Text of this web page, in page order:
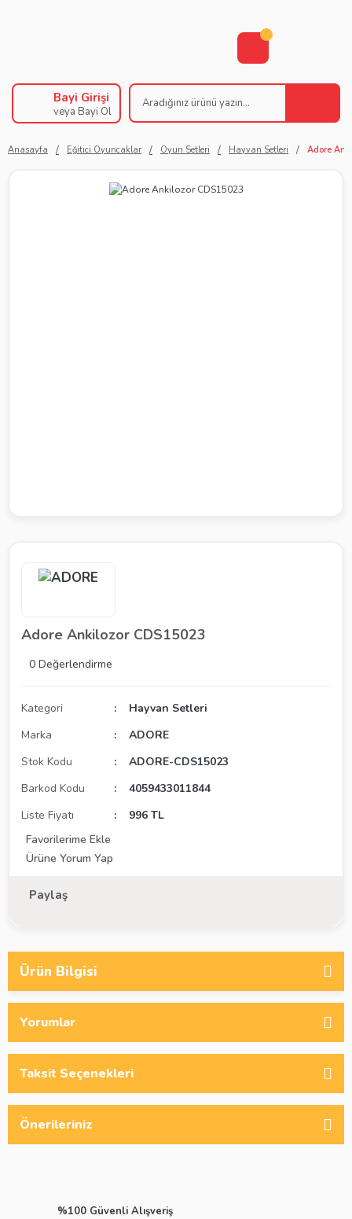
Bayi Girişi
veya Bayi Ol
Anasayfa Eğitici Oyuncaklar Oyun Setleri Hayvan Setleri Adore
Adore Ankilozor CDS15023
0 Değerlendirme
Kategori
Hayvan Setleri
Marka
ADORE
Stok Kodu
ADORE-CDS15023
Barkod Kodu
4059433011844
Liste Fiyatı
996 TL
Ürüne Yorum Yap
Paylaş
Ürün Bilgisi
Yorumlar
Taksit Seçenekleri
Önerileriniz
%100 Güvenli Alışveriş